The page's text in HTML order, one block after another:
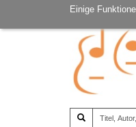
Einige